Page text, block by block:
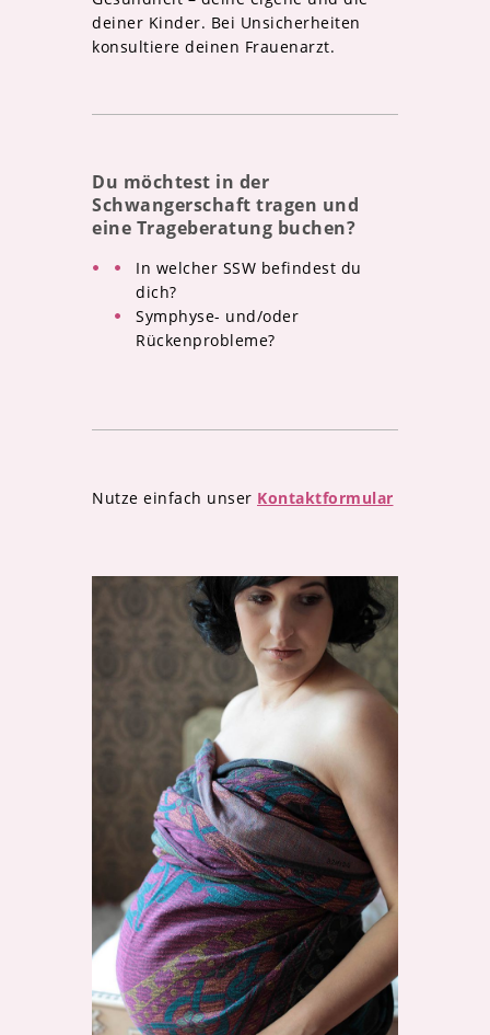
deiner Kinder. Bei Unsicherheiten
konsultiere deinen Frauenarzt.
Du möchtest in der
Schwangerschaft tragen und
eine Trageberatung buchen?
In welcher SSW befindest du
dich?
Symphyse- und/oder
Rückenprobleme?
Nutze einfach unser Kontaktformular